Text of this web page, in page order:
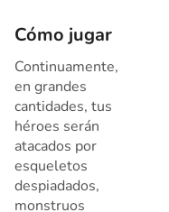
Cómo jugar
Continuamente,
en grandes
cantidades, tus
héroes serán
atacados por
esqueletos
despiadados,
monstruos